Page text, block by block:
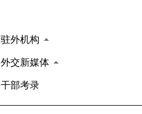
驻外机构
外交新媒体
干部考录